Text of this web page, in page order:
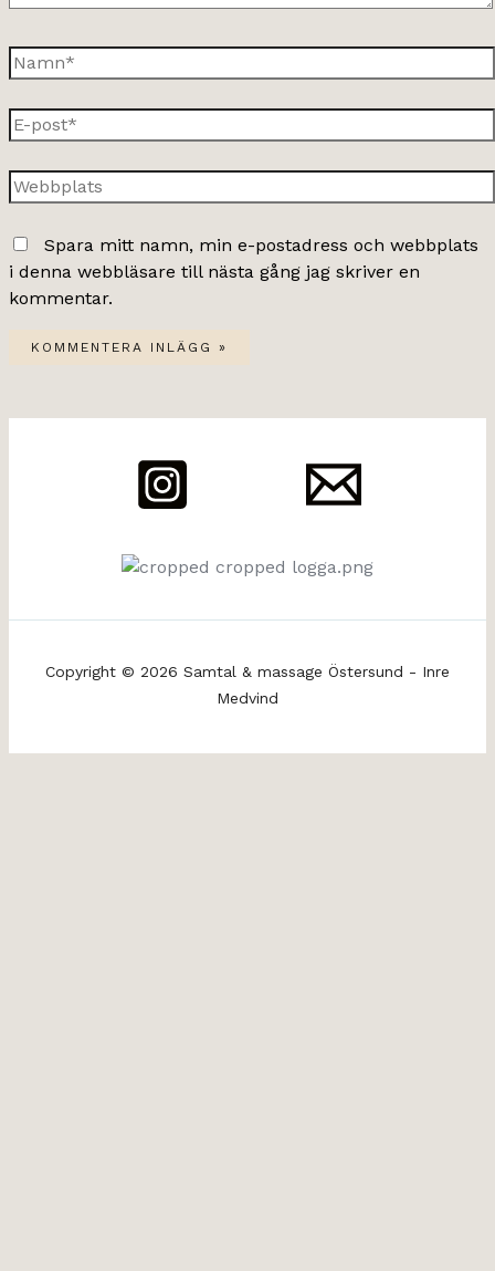
Namn*
E-
post*
Webbplats
Spara mitt namn, min e-postadress och webbplats
i denna webbläsare till nästa gång jag skriver en
kommentar.
Copyright © 2026 Samtal & massage Östersund - Inre
Medvind